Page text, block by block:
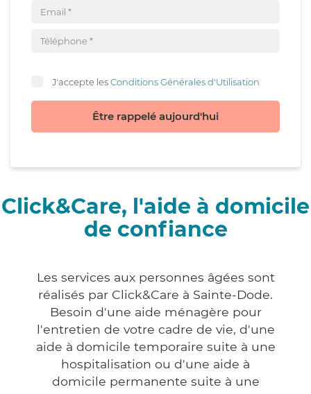
J'accepte lesConditions Générales d'Utilisation
Être rappelé aujourd'hui
Click&Care, l'aide à domicile
de confiance
Les services aux personnes âgées sont
réalisés par Click&Care à Sainte-Dode.
Besoin d'une aide ménagère pour
l'entretien de votre cadre de vie, d'une
aide à domicile temporaire suite à une
hospitalisation ou d'une aide à
domicile permanente suite à une